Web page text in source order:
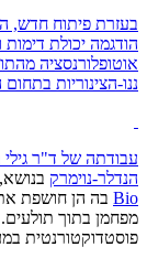
בעזרת פיתוח חדש,
הודגמה יכולת
אוטופלורנסציה
ננו-הצינוריות
עבודתה של ד"ר
הנדלר-נוימרק
Bio בה הן חושפת
מפחמן בתוך
פוסטדוקטורנטית